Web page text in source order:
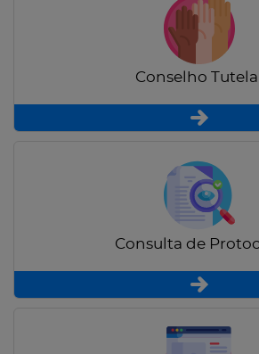
Conselho
Consulta de